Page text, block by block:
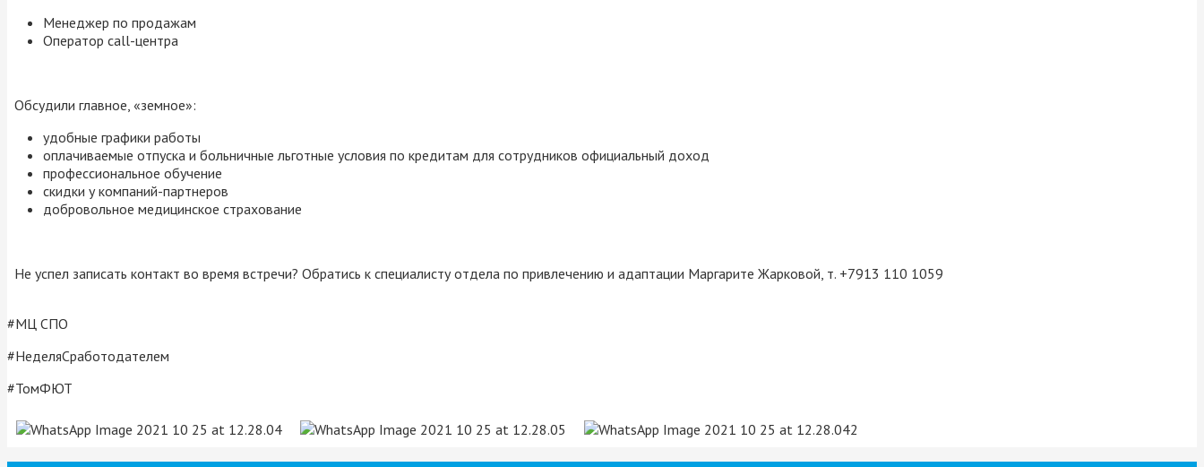
Менеджер по продажам
Оператор call-центра
Обсудили главное, «земное»:
удобные графики работы
оплачиваемые отпуска и больничные льготные условия по кредитам для сотрудников официальный доход
профессиональное обучение
скидки у компаний-партнеров
добровольное медицинское страхование
Не успел записать контакт во время встречи? Обратись к специалисту отдела по привлечению и адаптации Маргарите Жарковой, т. +7913 110 1059
#МЦ СПО
#НеделяСработодателем
#ТомФЮТ